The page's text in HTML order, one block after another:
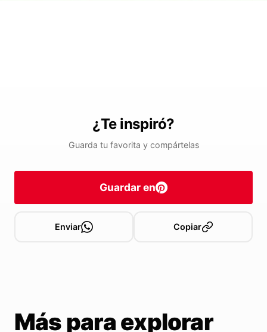
¿Te inspiró?
Guarda tu favorita y compártelas
Guardar en
Enviar Copiar
Más para explorar